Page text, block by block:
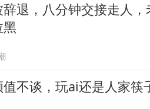
辞退，八分钟交接走人
不谈，玩ai还是人家筷